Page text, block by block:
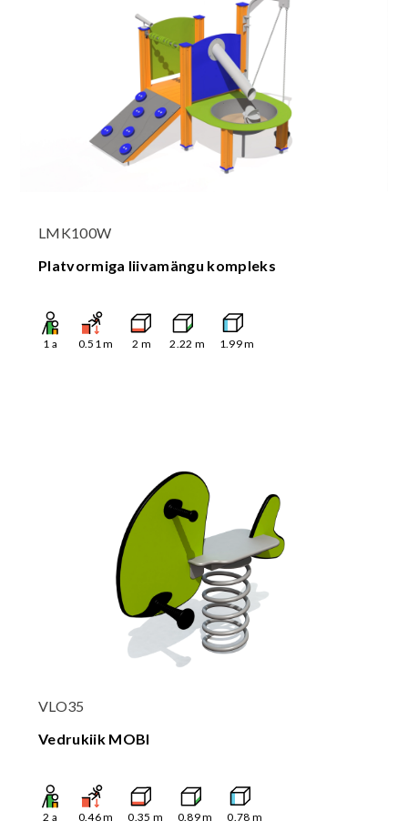
LMK100W
Platvormiga liivamängu kompleks
1 a 0.51m 2 m 2.22 m 1.99m
VLO35
Vedrukiik MOBI
2 a 0.46m 0.35 m 0.89m 0.78 m